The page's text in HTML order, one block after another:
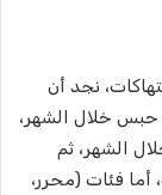
نجد أن
3 انتهاكات تجديد حبس خلال الشهر،
3 انتهاكات خلال الشهر، ثم
وقع بحق كل منهما 2 انتهاك، أما فئات (محرر،